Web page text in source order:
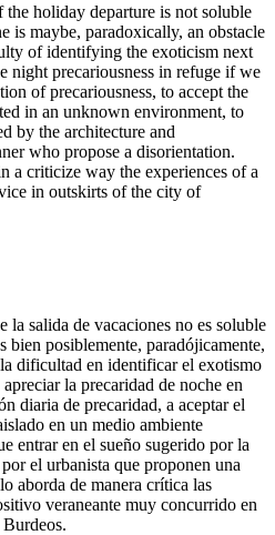
holiday departure is not soluble
is maybe, paradoxically, an obstacle
of identifying the exoticism next
night precariousness in refuge if we
of precariousness, to accept the
in an unknown environment, to
by the architecture and
who propose a disorientation.
a criticize way the experiences of a
in outskirts of the city of
la salida de vacaciones no es soluble
bien posiblemente, paradójicamente,
dificultad en identificar el exotismo
la precaridad de noche en
diaria de precaridad, a aceptar el
en un medio ambiente
entrar en el sueño sugerido por la
el urbanista que proponen una
aborda de manera crítica las
veraneante muy concurrido en